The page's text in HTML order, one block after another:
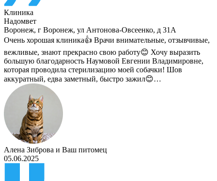
Клиника
Надомвет
Воронеж, г Воронеж, ул Антонова-Овсеенко, д 31А
Очень хорошая клиника👍 Врачи внимательные, отзывчивые,
вежливые, знают прекрасно свою работу😊 Хочу выразить
большую благодарность Наумовой Евгении Владимировне,
которая проводила стерилизацию моей собачки! Шов
аккуратный, едва заметный, быстро зажил😊…
Алена Зиброва и Ваш питомец
05.06.2025